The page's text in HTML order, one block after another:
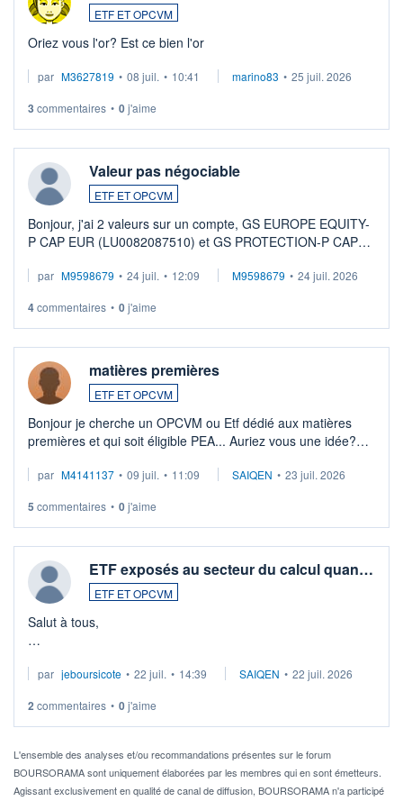
ETF ET OPCVM
Oriez vous l'or? Est ce bien l'or
par M3627819 • 08 juil. • 10:41 marino83 • 25 juil. 2026
3 commentaires • 0j'aime
Valeur pas négociable
ETF ET OPCVM
Bonjour, j'ai 2 valeurs sur un compte, GS EUROPE EQUITY-
P CAP EUR (LU0082087510) et GS PROTECTION-P CAP
veux procéder à la vente, on me signale ...
par M9598679 • 24 juil. • 12:09 M9598679 • 24 juil. 2026
4commentaires • 0j'aime
matières premières
ETF ET OPCVM
Bonjour je cherche un OPCVM ou Etf dédié aux matières
premières et qui soit éligible PEA... Auriez vous une idée?
par M4141137 • 09 juil. • 11:09 SAIQEN • 23 juil. 2026
5 commentaires • 0j'aime
ETF exposés au secteur du calcul quan…
ETF ET OPCVM
Salut à tous,
via un ETF plutôt que des actions individuelles.
Idéalement, je voudrais qu'il soit éligible au PEA.
Pour l' ...
par jeboursicote • 22 juil. • 14:39 SAIQEN • 22 juil. 2026
2 commentaires • 0j'aime
L'ensemble des analyses et/ou recommandations présentes sur le forum
BOURSORAMA sont uniquement élaborées par les membres qui en sont émetteurs.
Agissant exclusivement en qualité de canal de diffusion, BOURSORAMA n'a participé